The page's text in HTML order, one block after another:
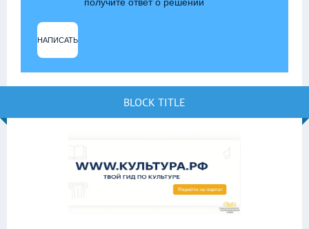
НАПИСАТЬ
BLOCK TITLE